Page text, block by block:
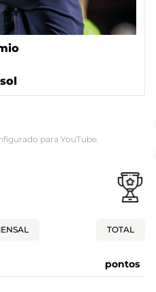
para YouTube.
TOTAL
pontos